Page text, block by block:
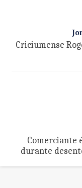
Criciumense
Comerciante
durante